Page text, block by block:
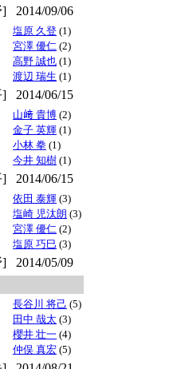
] 2014/09/06
塩原 久登 (1)
宮澤 優仁 (2)
高野 誠也 (1)
渡辺 瑞生 (1)
] 2014/06/15
山﨑 貴博 (2)
金子 英輝 (1)
小林 拳 (1)
今井 知樹 (1)
] 2014/06/15
依田 泰輝 (3)
塩崎 児汰朗 (3)
宮澤 優仁 (2)
塩原 巧巳 (3)
]
2014/05/09
長谷川 将己 (5)
田中 哉太 (3)
櫻井 壮一 (4)
仲俣 真宏 (5)